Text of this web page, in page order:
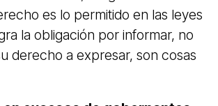
es lo permitido en las leyes
la obligación por informar, no
derecho a expresar, son cosas